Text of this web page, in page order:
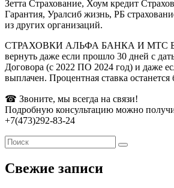
Зетта Страхование, Хоум кредит
Гарантия, Уралсиб жизнь, РБ
из других организаций.
СТРАХОВКИ АЛЬФА БАНКА И МТС
вернуть даже если прошло 30 дней с
Договора (с 2022 ПО 2024 год) и даже
выплачен. Процентная ставка останется
☎ Звоните, мы всегда на связи!
Подробную консультацию можно
+7(473)292-83-24
Свежие записи